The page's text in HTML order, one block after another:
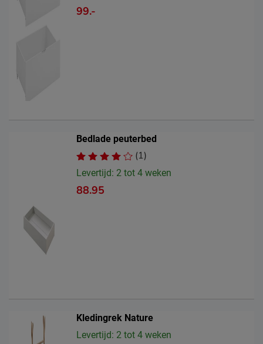
99.-
Bedlade peuterbed
(1)
Levertijd: 2 tot 4 weken
88.95
Kledingrek Nature
Levertijd: 2 tot 4 weken